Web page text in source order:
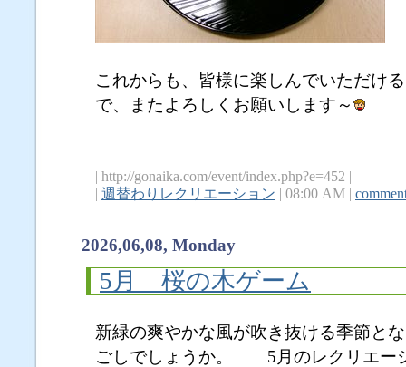
これからも、皆様に楽しんでいただけ
で、またよろしくお願いします～
| http://gonaika.com/event/index.php?e=452 |
| 週替わりレクリエーション | 08:00 AM |
2026,06,08, Monday
5月 桜の木ゲーム
新緑の爽やかな風が吹き抜ける季節と
ごしでしょうか。 5月のレクリエー